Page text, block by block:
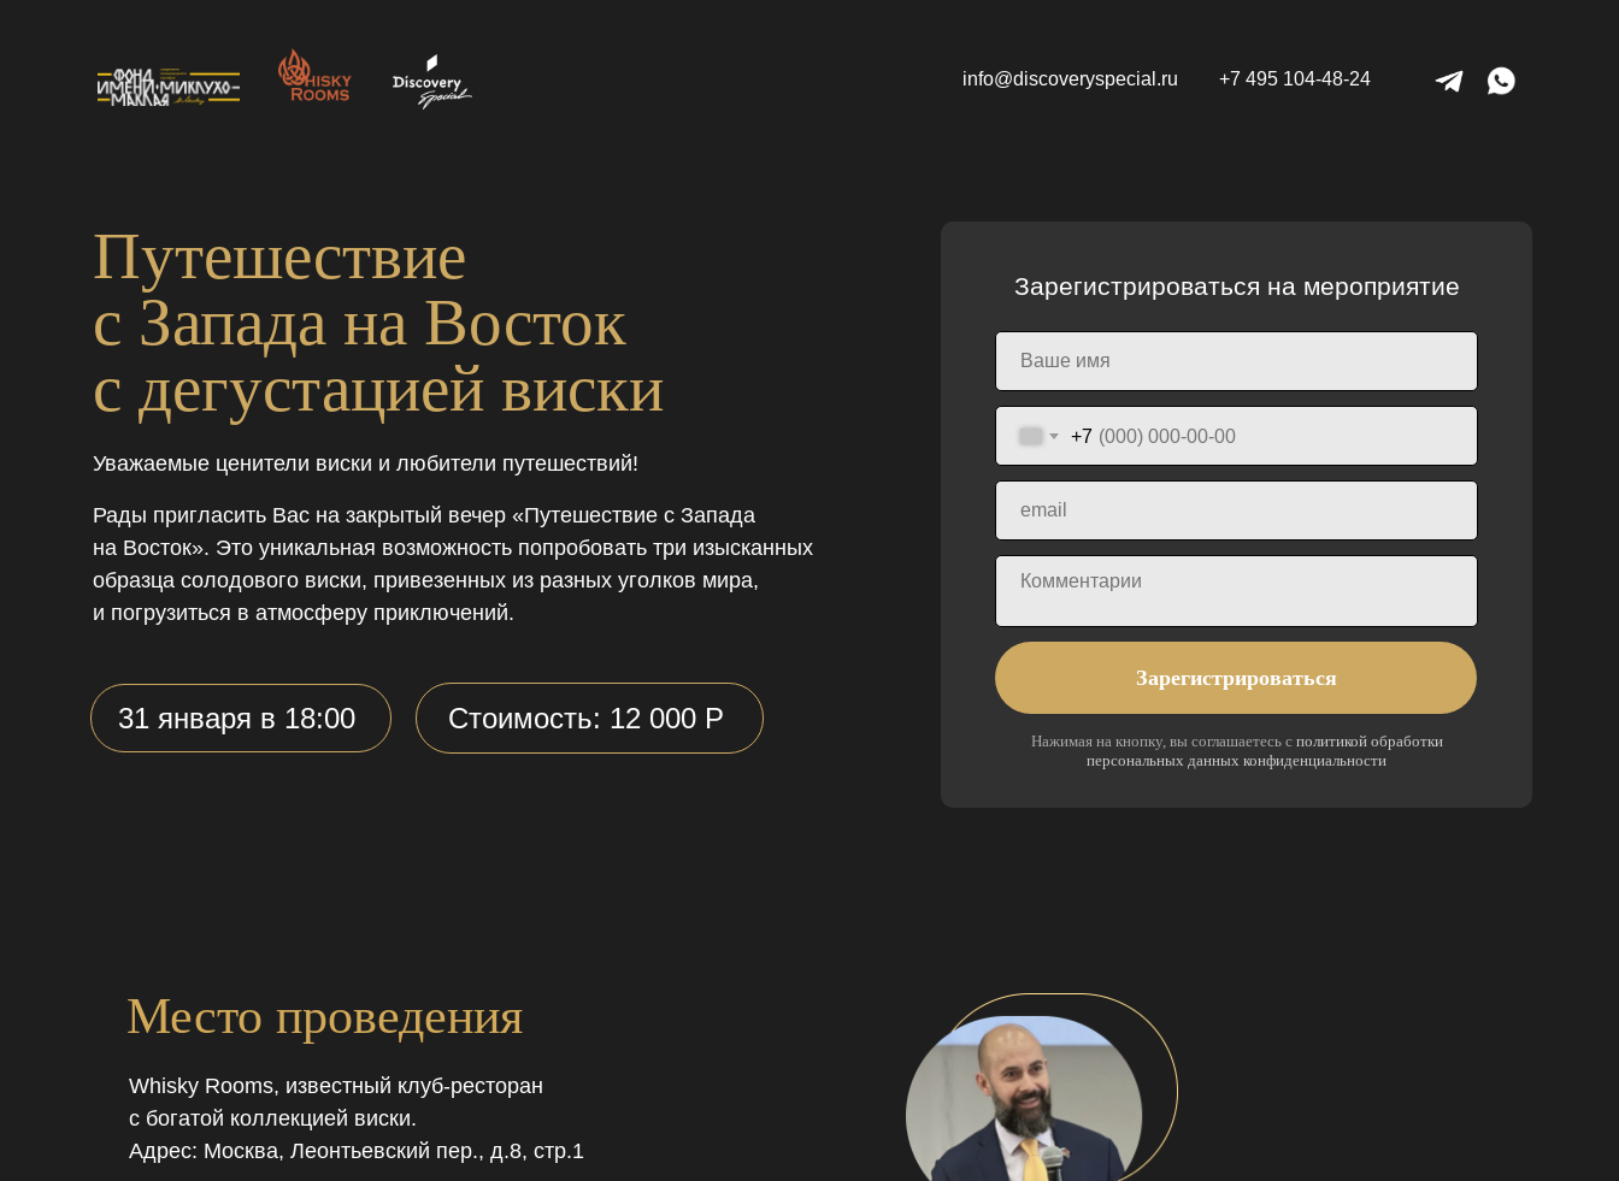
+7
Зарегистрироваться
Нажимая на кнопку, вы соглашаетесь с политикой обработки
персональных данных конфиденциальности
Путешествие
с Запада на Восток
с дегустацией виски
info@discoveryspecial.ru
Зарегистрироваться на мероприятие
Рады пригласить Вас на закрытый вечер «Путешествие с Запада
на Восток». Это уникальная возможность попробовать три изысканных
образца солодового виски, привезенных из разных уголков мира,
и погрузиться в атмосферу приключений.
Уважаемые ценители виски и любители путешествий!
+7 495 104-48-24
Стоимость: 12 000 Р
31 января в 18:00
Место проведения
Whisky Rooms, известный клуб-ресторан
с богатой коллекцией виски.
Адрес: Москва, Леонтьевский пер., д.8, стр.1